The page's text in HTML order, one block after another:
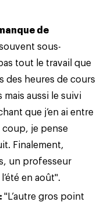
de
sous-
tout le travail que
des heures de cours
aussi le suivi
que j’en ai entre
coup, je pense
Finalement,
un professeur
en août".
"L’autre gros point